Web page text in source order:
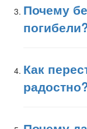
Почему
Как